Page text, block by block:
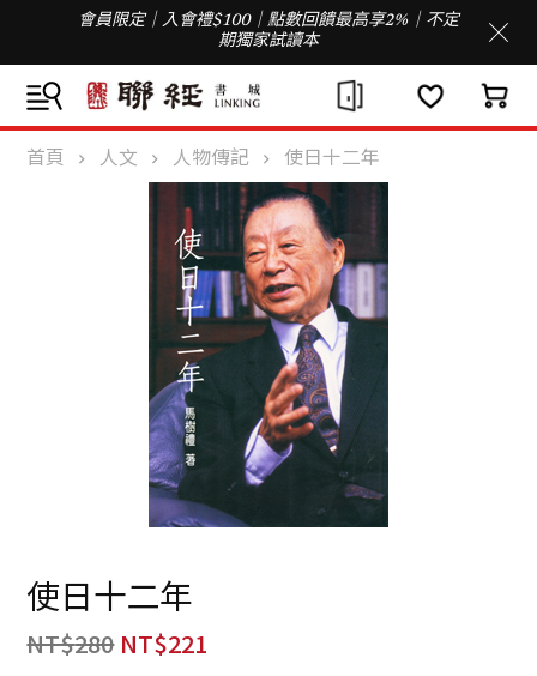
會員限定｜入會禮$100｜點數回饋最高享2%｜不定
期獨家試讀本
首頁 人文 人物傳記 使日十二年
使日十二年
NT$280 NT$221